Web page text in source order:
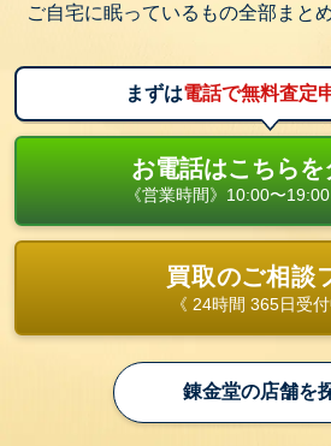
ご自宅に眠っているもの全部まと
まずは電話で無料査定
お電話はこちらを
《営業時間》10:00〜
買取のご相談
《 24時間 365日受付
錬金堂の店舗を